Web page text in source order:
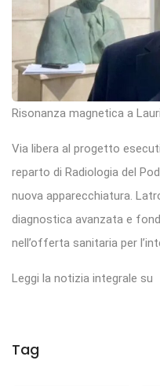
Risonanza magnetica a
Via libera al progetto
reparto di Radiologia del
nuova apparecchiatura.
diagnostica avanzata e
nell’offerta sanitaria per
Leggi la notizia integrale su
Tag